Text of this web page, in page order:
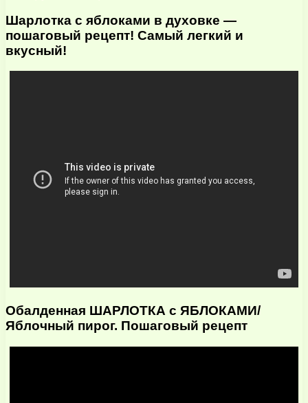
Шарлотка с яблоками в духовке —
пошаговый рецепт! Самый легкий и
вкусный!
Обалденная ШАРЛОТКА с ЯБЛОКАМИ/
Яблочный пирог. Пошаговый рецепт